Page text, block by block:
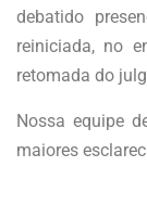
debatido
reiniciada, no
retomada do
Nossa equipe
maiores